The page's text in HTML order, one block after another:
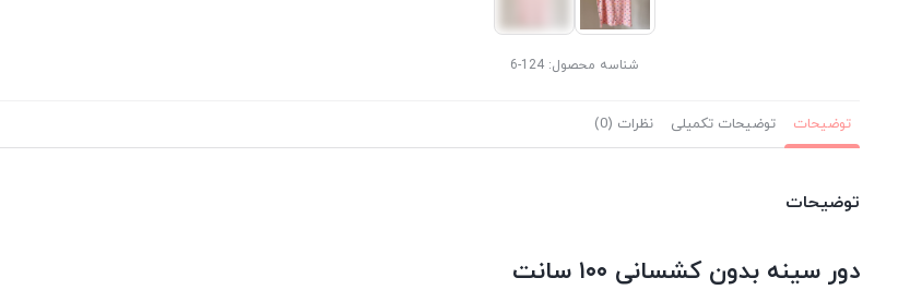
شناسه محصول:124-6
توضیحات توضیحات تکمیلی نظرات (0)
توضیحات
دور سینه بدون کشسانی ۱۰۰ سانت